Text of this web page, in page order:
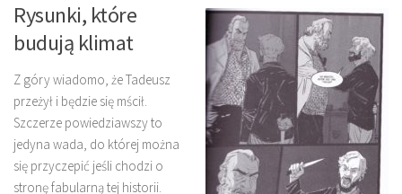
Rysunki, które
budują klimat
Z góry wiadomo, że Tadeusz
przeżył i będzie się mścił.
Szczerze powiedziawszy to
jedyna wada, do której można
się przyczepić jeśli chodzi o
stronę fabularną tej historii.